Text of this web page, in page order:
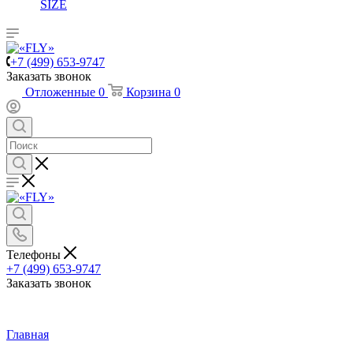
SIZE
+7 (499) 653-9747
Заказать звонок
Отложенные 0 Корзина 0
Телефоны
+7 (499) 653-9747
Заказать звонок
Главная